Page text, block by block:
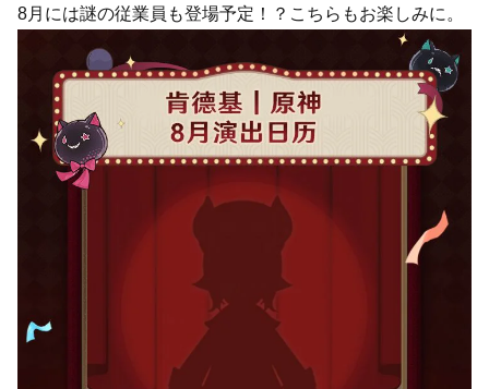
8月には謎の従業員も登場予定！？こちらもお楽しみに。